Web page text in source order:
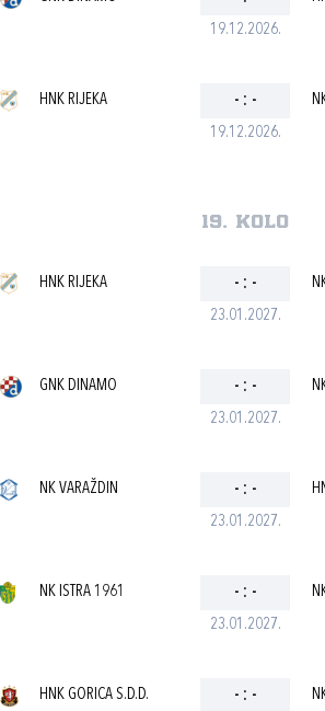
19.12.2026.
19.12.2026.
HNK RIJEKA - : -
19. kolo
23.01.2027.
HNK RIJEKA - : -
23.01.2027.
GNK DINAMO - : -
23.01.2027.
NK VARAŽDIN - : -
23.01.2027.
NK ISTRA 1961 - : -
HNK GORICA S.D.D. - : -